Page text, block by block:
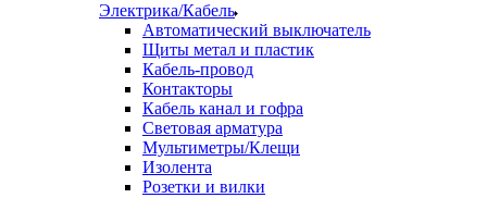
Электрика/Кабель
Автоматический выключатель
Щиты метал и пластик
Кабель-провод
Контакторы
Кабель канал и гофра
Световая арматура
Мультиметры/Клещи
Изолента
Розетки и вилки